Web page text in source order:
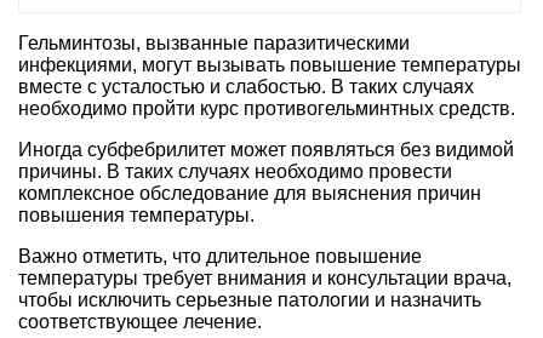
Гельминтозы, вызванные паразитическими
инфекциями, могут вызывать повышение температуры
вместе с усталостью и слабостью. В таких случаях
необходимо пройти курс противогельминтных средств.
Иногда субфебрилитет может появляться без видимой
причины. В таких случаях необходимо провести
комплексное обследование для выяснения причин
повышения температуры.
Важно отметить, что длительное повышение
температуры требует внимания и консультации врача,
чтобы исключить серьезные патологии и назначить
соответствующее лечение.